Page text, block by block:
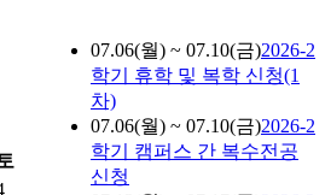
07.06(월) ~ 07.10(금)2026-2
학기 휴학 및 복학 신청(1
차)
07.06(월) ~ 07.10(금)2026-2
학기 캠퍼스 간 복수전공
신청